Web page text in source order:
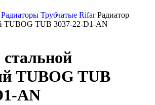
Радиаторы Трубчатые RifarРадиатор
TUBOG TUB 3037-22-D1-AN
TUBOG TUB
AN